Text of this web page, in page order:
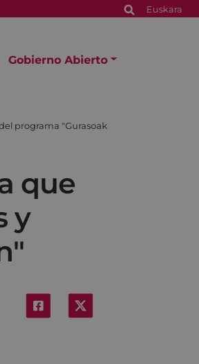
Euskara
Gobierno Abierto
programa "Gurasoak
que
y